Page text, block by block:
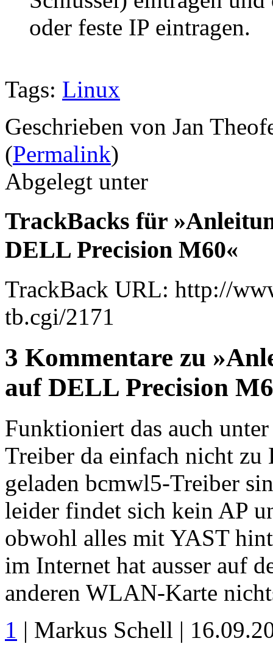
oder feste IP eintragen.
Tags: Linux
Geschrieben von Jan
(Permalink)
Abgelegt unter
TrackBacks für
DELL Precision M60«
TrackBack URL: http://
tb.cgi/2171
3 Kommentare zu
auf DELL Precision
Funktioniert das auch
Treiber da einfach nicht
geladen bcmwl5-Treiber
leider findet sich kein AP
obwohl alles mit YAST
im Internet hat ausser auf
anderen WLAN-Karte
1 | Markus Schell |